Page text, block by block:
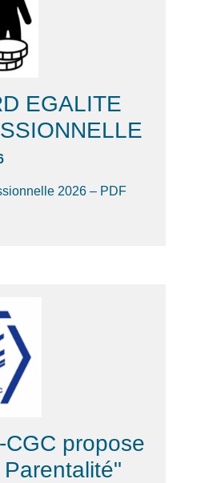
EGALITE
2026 – PDF
CGC propose